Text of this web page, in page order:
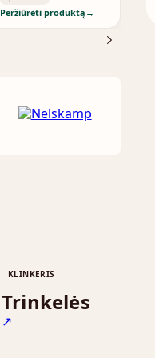
Peržiūrėti produktą →
KLINKERIS
Trinkelės
↗